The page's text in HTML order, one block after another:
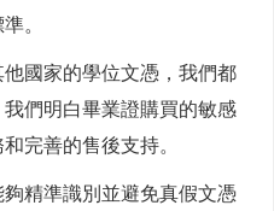
。
他國家的學位文憑，我們都
們明白畢業證購買的敏感
完善的售後支持。
精準識別並避免真假文憑